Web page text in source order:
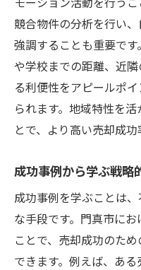
競合物件の分析を行い
強調することも重要で
や学校までの距離、近
る利便性をアピールポ
られます。地域特性を
とで、より高い売却成功
成功事例から学ぶ戦略
成功事例を学ぶことは
な手段です。門真市に
ことで、売却成功のた
できます。例えば、あ